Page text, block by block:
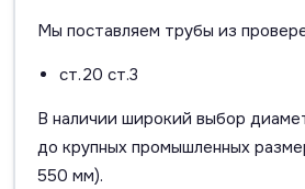
Мы поставляем трубы из
ст.20 ст.3
В наличии широкий выбор
до крупных промышленных
550 мм).